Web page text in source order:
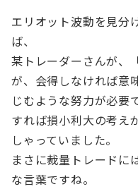
エリオット波動を見分
ば、
某トレーダーさんが、
が、会得しなければ意
じむような努力が必要
すれば損小利大の考え
しゃっていました。
まさに裁量トレードに
な言葉ですね。